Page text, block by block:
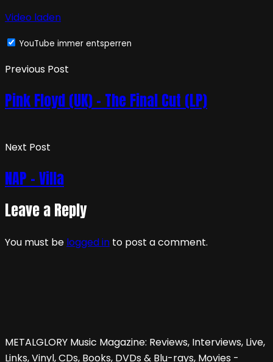
Video laden
YouTube immer entsperren
Previous Post
Pink Floyd (UK) – The Final Cut (LP)
Next Post
NAP – Villa
Leave a Reply
You must be logged in to post a comment.
METALGLORY Music Magazine: Reviews, Interviews, Live,
Links, Vinyl, CDs, Books, DVDs & Blu-rays, Movies -